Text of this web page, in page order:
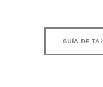
GUÍA DE